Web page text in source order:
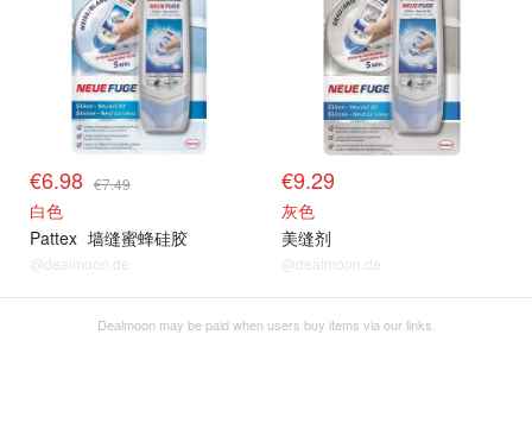
€6.98 €7.49
白色
Pattex 墙缝蜜蜂硅胶
@dealmoon.de
€9.29
灰色
美缝剂
@dealmoon.de
Dealmoon may be paid when users buy items via our links.